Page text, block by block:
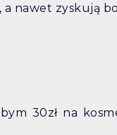
nawet zyskują
30zł na